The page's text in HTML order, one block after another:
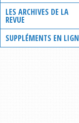
LES ARCHIVES DE LA
REVUE
SUPPLÉMENTS EN